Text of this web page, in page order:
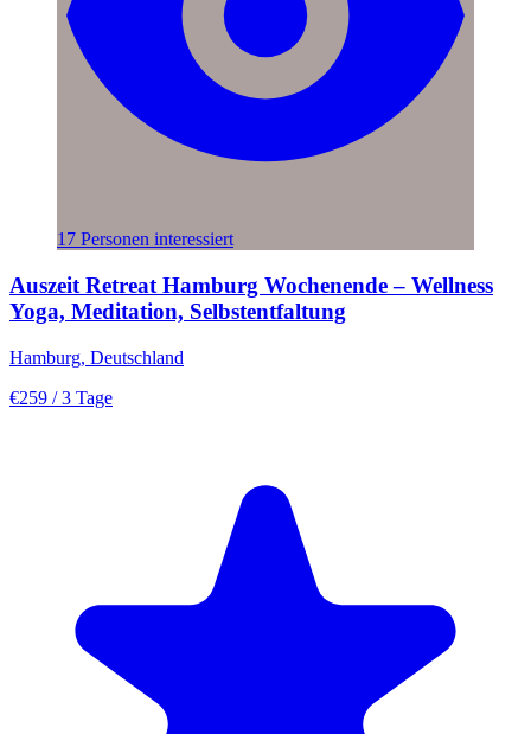
17 Personen interessiert
Auszeit Retreat Hamburg Wochenende – Wellness
Yoga, Meditation, Selbstentfaltung
Hamburg, Deutschland
€259 / 3 Tage